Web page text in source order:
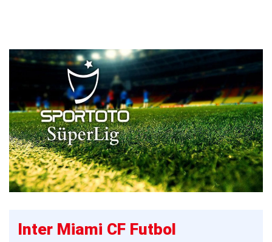
Inter Miami CF Futbol